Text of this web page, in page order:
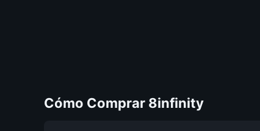
Cómo Comprar 8infinity